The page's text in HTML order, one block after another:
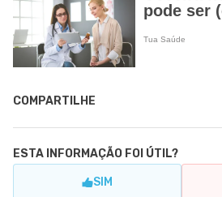
COMPARTILHE
ESTA INFORMAÇÃO FOI ÚTIL?
SIM